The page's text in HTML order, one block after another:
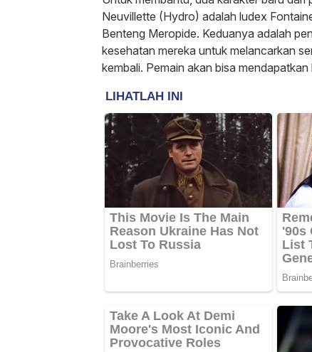
Neuvillette (Hydro) adalah ludex
Benteng Meropide. Keduanya adalah
kesehatan mereka untuk melancarkan
kembali. Pemain akan bisa